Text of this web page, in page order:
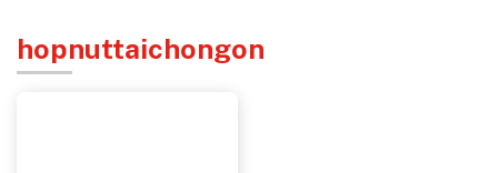
hopnuttaichongon